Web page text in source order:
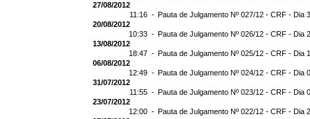
27/08/2012
11:16 - Pauta de Julgamento Nº 027/12 - CRF - Dia
20/08/2012
10:33 - Pauta de Julgamento Nº 026/12 - CRF - Dia
13/08/2012
18:47 - Pauta de Julgamento Nº 025/12 - CRF - Dia
06/08/2012
12:49 - Pauta de Julgamento Nº 024/12 - CRF - Dia
31/07/2012
11:55 - Pauta de Julgamento Nº 023/12 - CRF - Dia
23/07/2012
12:00 - Pauta de Julgamento Nº 022/12 - CRF - Dia